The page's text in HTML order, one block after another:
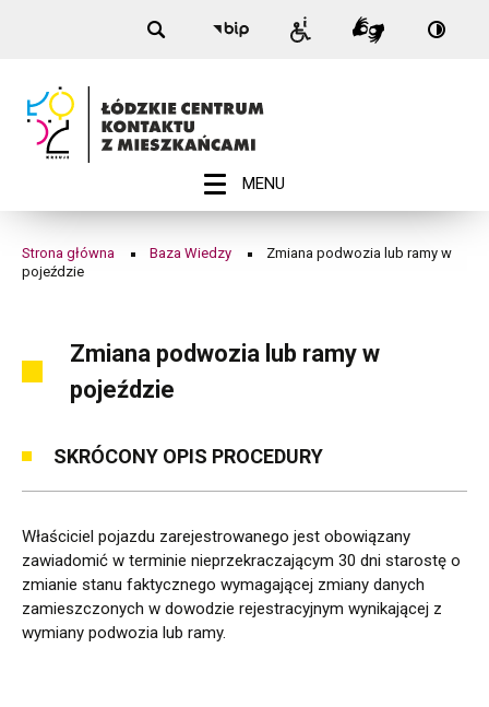
podwozia
lub
ramy
pojeździe
Centrum
Kontaktu
Mieszkańcami
Nagłówek
-
Łódź
główne
ROZWIŃ
MENU
Ścieżka
Strona główna Baza Wiedzy
Zmiana podwozia lub ramy w
pojeździe
Zmiana podwozia lub ramy w
pojeździe
SKRÓCONY OPIS PROCEDURY
Właściciel pojazdu zarejestrowanego jest obowiązany
zawiadomić w terminie nieprzekraczającym 30 dni starostę o
zmianie stanu faktycznego wymagającej zmiany danych
zamieszczonych w dowodzie rejestracyjnym wynikającej z
wymiany podwozia lub ramy.